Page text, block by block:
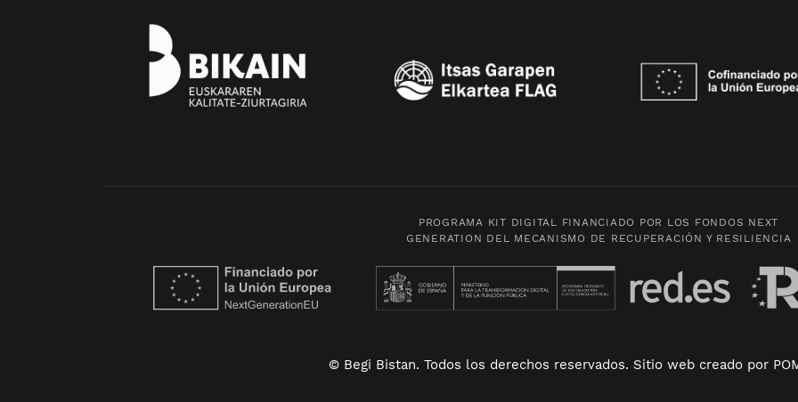
PROGRAMA KIT DIGITAL FINANCIADO POR LOS FONDOS NEXT
GENERATION DEL MECANISMO DE RECUPERACIÓN Y RESILIENCIA
© Begi Bistan. Todos los derechos reservados. Sitio web creado por